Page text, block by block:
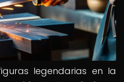
legendarias en la